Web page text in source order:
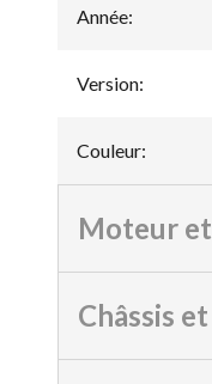
Année:
Version:
Couleur:
Moteur
Châssis